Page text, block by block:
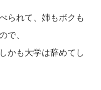
られて、姉もボクも
で、
かも大学は辞めてし